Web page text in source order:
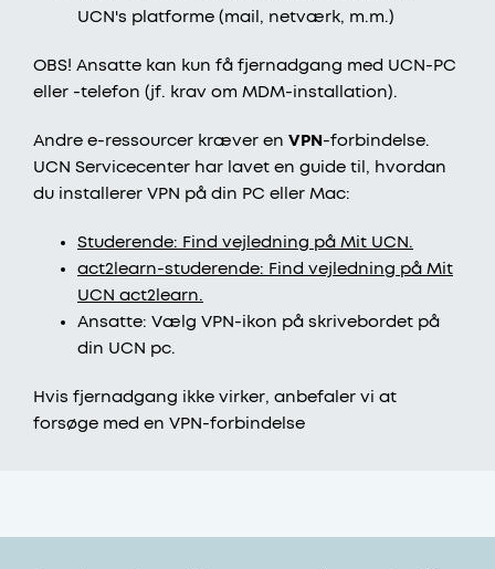
UCN's platforme (mail, netværk, m.m.)
OBS! Ansatte kan kun få fjernadgang med UCN-PC
eller -telefon (jf. krav om MDM-installation).
Andre e-ressourcer kræver en VPN -forbindelse.
UCN Servicecenter har lavet en guide til, hvordan
du installerer VPN på din PC eller Mac:
Studerende: Find vejledning på Mit UCN.
act2learn-studerende: Find vejledning på Mit
UCN act2learn.
Ansatte: Vælg VPN-ikon på skrivebordet på
din UCN pc.
Hvis fjernadgang ikke virker, anbefaler vi at
forsøge med en VPN-forbindelse